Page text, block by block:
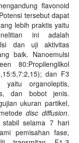
flavonoid
tersebut dapat
lebih praktis yaitu
ini adalah
dan uji aktivitas
baik. Nanoemulsi
80:Propilenglikol
dan F3
yaitu organoleptis,
dan bobot jenis.
ukuran partikel,
disc diffusion.
selama 7 hari
pemisahan fase,